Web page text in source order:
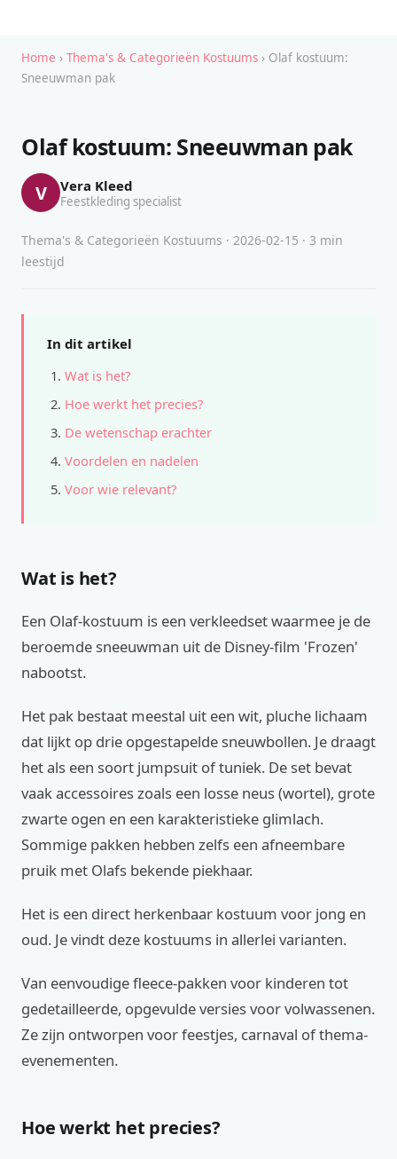
Home › Thema's & Categorieën Kostuums › Olaf kostuum:
Sneeuwman pak
Olaf kostuum: Sneeuwman pak
V Vera Kleed
Feestkleding specialist
Thema's & Categorieën Kostuums · 2026-02-15 · 3 min
leestijd
In dit artikel
Wat is het?
Hoe werkt het precies?
De wetenschap erachter
Voordelen en nadelen
Voor wie relevant?
Wat is het?
Een Olaf-kostuum is een verkleedset waarmee je de
beroemde sneeuwman uit de Disney-film 'Frozen'
nabootst.
Het pak bestaat meestal uit een wit, pluche lichaam
dat lijkt op drie opgestapelde sneuwbollen. Je draagt
het als een soort jumpsuit of tuniek. De set bevat
vaak accessoires zoals een losse neus (wortel), grote
zwarte ogen en een karakteristieke glimlach.
Sommige pakken hebben zelfs een afneembare
pruik met Olafs bekende piekhaar.
Het is een direct herkenbaar kostuum voor jong en
oud. Je vindt deze kostuums in allerlei varianten.
Van eenvoudige fleece-pakken voor kinderen tot
gedetailleerde, opgevulde versies voor volwassenen.
Ze zijn ontworpen voor feestjes, carnaval of thema-
evenementen.
Hoe werkt het precies?